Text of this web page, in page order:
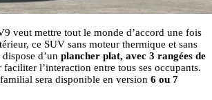
veut mettre tout le monde d’accord une fois
ce SUV sans moteur thermique et sans
d’un plancher plat, avec 3 rangées de
faciliter l’interaction entre tous ses occupants.
sera disponible en version 6 ou 7